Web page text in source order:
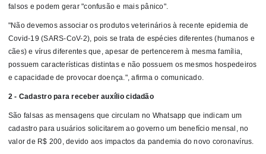
falsos e podem gerar "confusão e mais pânico".
"Não devemos associar os produtos veterinários à recente epidemia de
Covid-19 (SARS-CoV-2), pois se trata de espécies diferentes (humanos e
cães) e vírus diferentes que, apesar de pertencerem à mesma família,
possuem características distintas e não possuem os mesmos hospedeiros
e capacidade de provocar doença.", afirma o comunicado.
2 - Cadastro para receber auxílio cidadão
São falsas as mensagens que circulam no Whatsapp que indicam um
cadastro para usuários solicitarem ao governo um benefício mensal, no
valor de R$ 200, devido aos impactos da pandemia do novo coronavírus.